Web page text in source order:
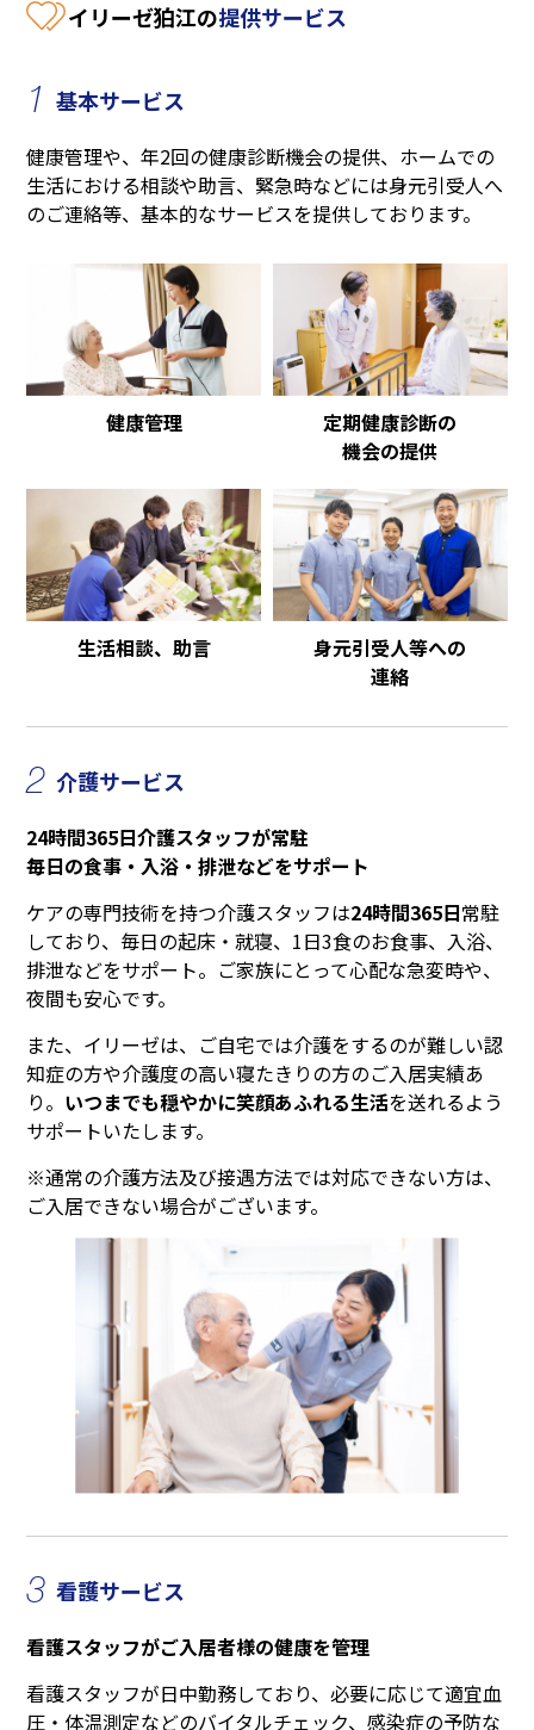
イリーゼ狛江の提供サービス
1 基本サービス
健康管理や、年2回の健康診断機会の提供、ホームでの
生活における相談や助言、緊急時などには身元引受人へ
のご連絡等、基本的なサービスを提供しております。
健康管理
定期健康診断の
機会の提供
生活相談、助言
身元引受人等への
連絡
2 介護サービス
24時間365日介護スタッフが常駐
毎日の食事・入浴・排泄などをサポート
ケアの専門技術を持つ介護スタッフは24時間365日常駐
しており、毎日の起床・就寝、1日3食のお食事、入浴、
排泄などをサポート。ご家族にとって心配な急変時や、
夜間も安心です。
また、イリーゼは、ご自宅では介護をするのが難しい認
知症の方や介護度の高い寝たきりの方のご入居実績あ
り。 いつまでも穏やかに笑顔あふれる生活を送れるよう
サポートいたします。
※通常の介護方法及び接遇方法では対応できない方は、
ご入居できない場合がございます。
3 看護サービス
看護スタッフがご入居者様の健康を管理
看護スタッフが日中勤務しており、必要に応じて適宜血
圧・体温測定などのバイタルチェック、感染症の予防な